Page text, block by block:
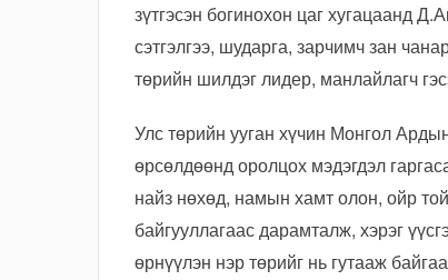
зүтгэсэн богинохон цаг хугацаанд
сэтгэлгээ, шударга, зарчимч зан
төрийн шилдэг лидер, манлайлагч
Улс төрийн ууган хүчин Монгол
өрсөлдөөнд оролцох мэдэгдэл
найз нөхөд, намын хамт олон, ойр
байгууллагаас дарамталж, хэрэг
өрнүүлэн нэр төрийг нь гутааж